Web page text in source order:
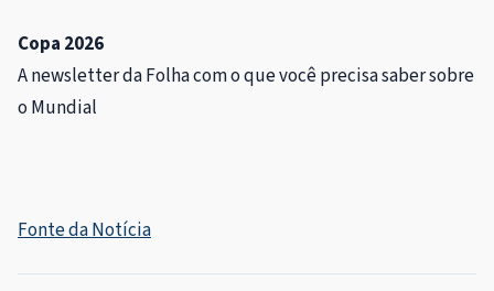
Copa 2026
A newsletter da Folha com o que você precisa saber sobre
o Mundial
Fonte da Notícia